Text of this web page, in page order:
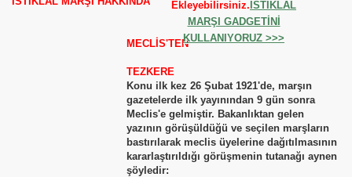
MECLİS'TEN
TEZKERE
Konu ilk kez 26 Şubat 1921'de, marşın
gazetelerde ilk yayınından 9 gün sonra
Meclis'e gelmiştir. Bakanlıktan gelen
yazının görüşüldüğü ve seçilen marşların
bastırılarak meclis üyelerine dağıtılmasının
kararlaştırıldığı görüşmenin tutanağı aynen
şöyledir:
MARŞI GADGETİNİ
KULLANIYORUZ >>>